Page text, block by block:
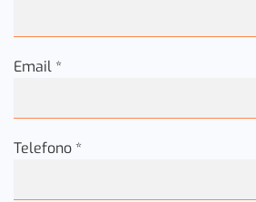
Email *
Telefono *